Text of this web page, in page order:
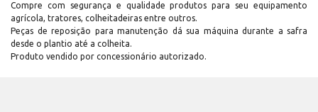
Compre com segurança e qualidade produtos para seu equipamento
agrícola, tratores, colheitadeiras entre outros.
Peças de reposição para manutenção dá sua máquina durante a safra
desde o plantio até a colheita.
Produto vendido por concessionário autorizado.